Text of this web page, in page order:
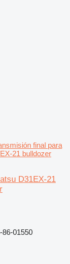
final para
21 bulldozer
D31EX-21
86-01550